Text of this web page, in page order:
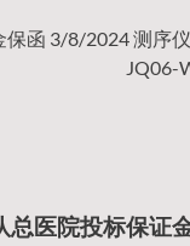
函 3/8/2024 测序
JQ06-
总医院投标保证